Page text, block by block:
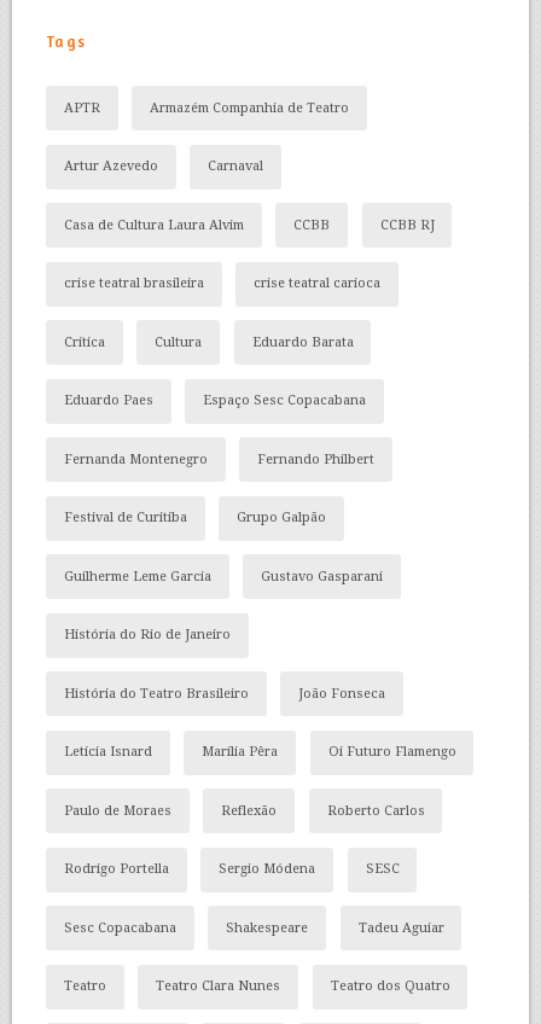
Tags
APTR Armazém Companhia de Teatro
Artur Azevedo Carnaval
Casa de Cultura Laura Alvim CCBB CCBB RJ
crise teatral brasileira crise teatral carioca
Crítica Cultura Eduardo Barata
Eduardo Paes Espaço Sesc Copacabana
Fernanda Montenegro Fernando Philbert
Festival de Curitiba Grupo Galpão
Guilherme Leme Garcia Gustavo Gasparani
História do Rio de Janeiro
História do Teatro Brasileiro João Fonseca
Letícia Isnard Marília Pêra Oi Futuro Flamengo
Paulo de Moraes Reflexão Roberto Carlos
Rodrigo Portella Sergio Módena SESC
Sesc Copacabana Shakespeare Tadeu Aguiar
Teatro Teatro Clara Nunes Teatro dos Quatro